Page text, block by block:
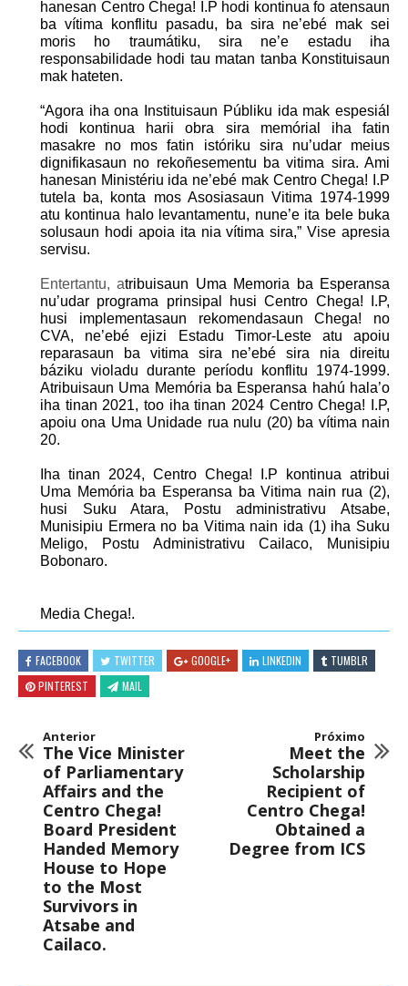
hanesan Centro Chega! I.P hodi kontinua fo atensaun
ba vítima konflitu pasadu, ba sira ne’ebé mak sei
moris ho traumátiku, sira ne’e estadu iha
responsabilidade hodi tau matan tanba Konstituisaun
mak hateten.
“Agora iha ona Instituisaun Públiku ida mak espesiál
hodi kontinua harii obra sira memórial iha fatin
masakre no mos fatin istóriku sira nu’udar meius
dignifikasaun no rekoñesementu ba vitima sira. Ami
hanesan Ministériu ida ne’ebé mak Centro Chega! I.P
tutela ba, konta mos Asosiasaun Vitima 1974-1999
atu kontinua halo levantamentu, nune’e ita bele buka
solusaun hodi apoia ita nia vítima sira,” Vise apresia
servisu.
Entertantu, atribuisaun Uma Memoria ba Esperansa
nu’udar programa prinsipal husi Centro Chega! I.P,
husi implementasaun rekomendasaun Chega! no
CVA, ne’ebé ejizi Estadu Timor-Leste atu apoiu
reparasaun ba vitima sira ne’ebé sira nia direitu
báziku violadu durante períodu konflitu 1974-1999.
Atribuisaun Uma Memória ba Esperansa hahú hala’o
iha tinan 2021, too iha tinan 2024 Centro Chega! I.P,
apoiu ona Uma Unidade rua nulu (20) ba vítima nain
20.
Iha tinan 2024, Centro Chega! I.P kontinua atribui
Uma Memória ba Esperansa ba Vitima nain rua (2),
husi Suku Atara, Postu administrativu Atsabe,
Munisipiu Ermera no ba Vitima nain ida (1) iha Suku
Meligo, Postu Administrativu Cailaco, Munisipiu
Bobonaro.
Media Chega!.
FACEBOOK TWITTER GOOGLE+ LINKEDIN
TUMBLR
PINTEREST
MAIL
Anterior
The Vice Minister
of Parliamentary
Affairs and the
Centro Chega!
Board President
Handed Memory
House to Hope
to the Most
Survivors in
Atsabe and
Cailaco.
Próximo
Meet the
Scholarship
Recipient of
Centro Chega!
Obtained a
Degree from ICS